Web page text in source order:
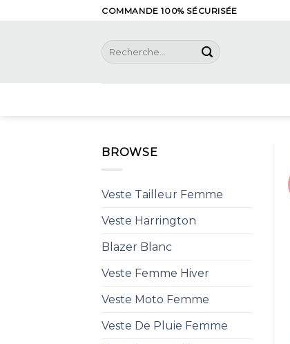
COMMANDE 100% SÉCURISÉE
Recherche
pour :
BROWSE
Veste Tailleur Femme
Veste Harrington
Blazer Blanc
Veste Femme Hiver
Veste Moto Femme
Veste De Pluie Femme